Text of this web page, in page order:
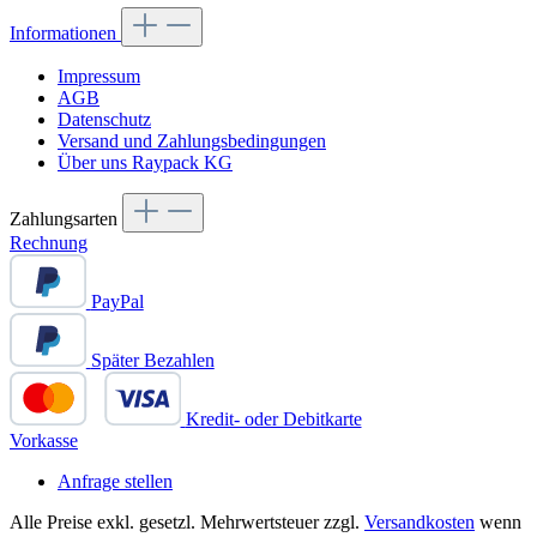
Informationen
Impressum
AGB
Datenschutz
Versand und Zahlungsbedingungen
Über uns Raypack KG
Zahlungsarten
Rechnung
PayPal
Später Bezahlen
Kredit- oder Debitkarte
Vorkasse
Anfrage stellen
Alle Preise exkl. gesetzl. Mehrwertsteuer zzgl. Versandkosten wenn